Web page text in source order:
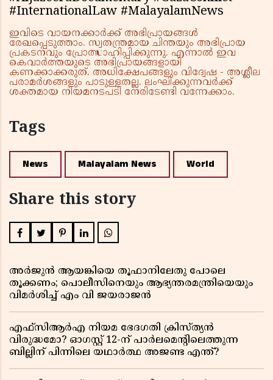
#InternationalLaw #MalayalamNews
ഇവിടെ വായനക്കാർക്ക് അഭിപ്രായങ്ങൾ
രേഖപ്പെടുത്താം. സ്വതന്ത്രമായ ചിന്തയും അഭിപ്രായ
പ്രകടനവും പ്രോത്സാഹിപ്പിക്കുന്നു. എന്നാൽ ഇവ
കെവാർത്തയുടെ അഭിപ്രായങ്ങളായി
കണക്കാക്കരുത്. അധിക്ഷേപങ്ങളും വിദ്വേഷ - അശ്ലീല
പരാമർശങ്ങളും പാടുള്ളതല്ല. ലംഘിക്കുന്നവർക്ക്
ശക്തമായ നിയമനടപടി നേരിടേണ്ടി വന്നേക്കാം.
Tags
News Malayalam News World
Share this story
അർജുൻ ആയങ്കിയെ തൂഫാനിലേതു പോലെ
തൂക്കണം; പൊലീസിനെയും ആഭ്യന്തരമന്ത്രിയെയും
വിമർശിച്ച് എം വി ജയരാജൻ
എഫ്സിആർഎ നിയമ ഭേദഗതി ക്രിസ്ത്യൻ
വിരുദ്ധമോ? ഓഗസ്റ്റ് 12-ന് പാർലമെന്റിലെത്തുന്ന
ബില്ലിന് പിന്നിലെ യഥാർത്ഥ അജണ്ട എന്ത്?